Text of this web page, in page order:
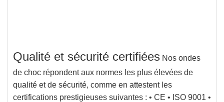
Qualité et sécurité certifiées Nos ondes
de choc répondent aux normes les plus élevées de
qualité et de sécurité, comme en attestent les
certifications prestigieuses suivantes : • CE • ISO 9001 •